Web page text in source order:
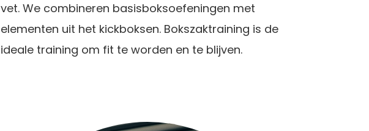
vet. We combineren basisboksoefeningen met
elementen uit het kickboksen. Bokszaktraining is de
ideale training om fit te worden en te blijven.